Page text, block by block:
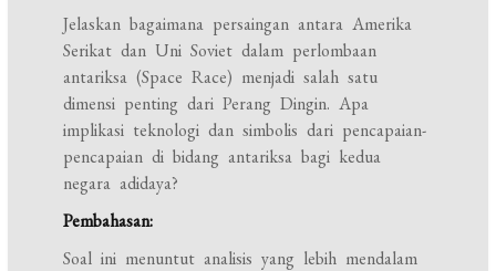
Jelaskan bagaimana persaingan antara Amerika
Serikat dan Uni Soviet dalam perlombaan
antariksa (Space Race) menjadi salah satu
dimensi penting dari Perang Dingin. Apa
implikasi teknologi dan simbolis dari pencapaian-
pencapaian di bidang antariksa bagi kedua
negara adidaya?
Pembahasan:
Soal ini menuntut analisis yang lebih mendalam